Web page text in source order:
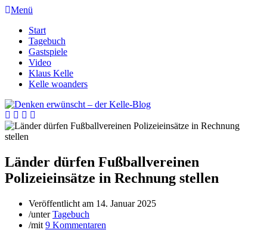
Menü
Start
Tagebuch
Gastspiele
Video
Klaus Kelle
Kelle woanders
Länder dürfen Fußballvereinen
Polizeieinsätze in Rechnung stellen
Veröffentlicht am 14. Januar 2025
/unterTagebuch
/mit 9 Kommentaren